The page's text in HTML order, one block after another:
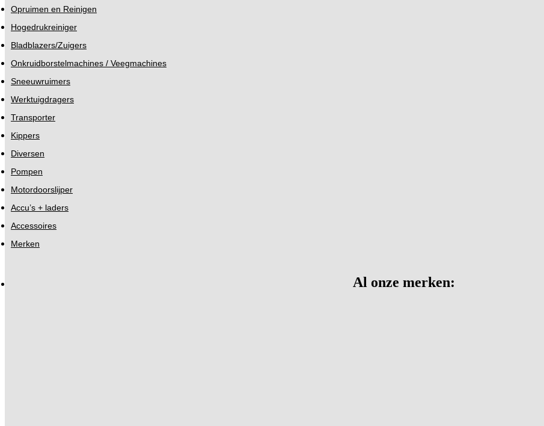
Opruimen en Reinigen
Hogedrukreiniger
Bladblazers/Zuigers
Onkruidborstelmachines / Veegmachines
Sneeuwruimers
Werktuigdragers
Transporter
Kippers
Diversen
Pompen
Motordoorslijper
Accu’s + laders
Accessoires
Merken
Al onze merken: